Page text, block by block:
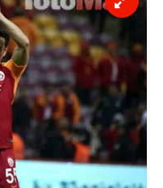
okumak ve sitemizde
çerezlerle ilgili bilgi